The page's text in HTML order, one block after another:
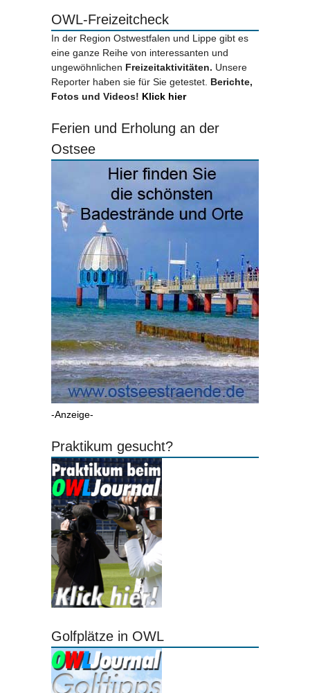
OWL-Freizeitcheck
In der Region Ostwestfalen und Lippe gibt es
eine ganze Reihe von interessanten und
ungewöhnlichen Freizeitaktivitäten. Unsere
Reporter haben sie für Sie getestet. Berichte,
Fotos und Videos! Klick hier
Ferien und Erholung an der
Ostsee
-Anzeige-
Praktikum gesucht?
Golfplätze in OWL